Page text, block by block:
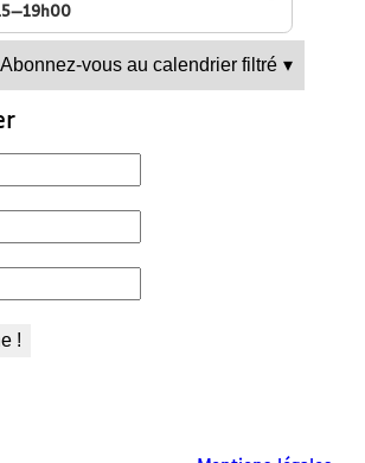
Abonnez-vous au calendrier filtré ▾